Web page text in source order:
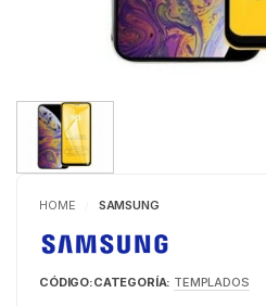
HOME SAMSUNG
CÓDIGO:CATEGORÍA: TEMPLADOS